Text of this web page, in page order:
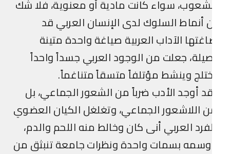
سواء كانت مادية أو معنوية، فلا شك
أنماط السلوك لدى الإنسان العربي قد
الآداب العربية صياغة واحدة متينة
جعلت من الوجود العربي جسداً واحداً
وينشط مؤتلفاً متسقاً متناغماً.
أوجد الأدب ضرباً من الشعور الجماعي، بل
اللاشعور الجماعي، وتغلغل الكيان العضوي
العربي أنى كان وخالط منه اللحم والدم،
بسمات واحدة ونظرات جامعة تنبثق من